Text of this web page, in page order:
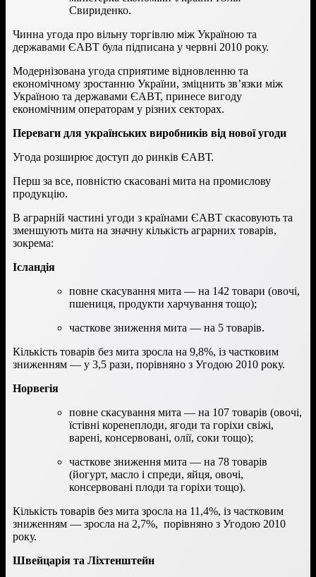
Свириденко.
Чинна угода про вільну торгівлю між Україною та
державами ЄАВТ була підписана у червні 2010 року.
Модернізована угода сприятиме відновленню та
економічному зростанню України, зміцнить зв’язки між
Україною та державами ЄАВТ, принесе вигоду
економічним операторам у різних секторах.
Переваги для українських виробників від нової угоди
Угода розширює доступ до ринків ЄАВТ.
Перш за все, повністю скасовані мита на промислову
продукцію.
В аграрній частині угоди з країнами ЄАВТ скасовують та
зменшують мита на значну кількість аграрних товарів,
зокрема:
Ісландія
повне скасування мита — на 142 товари (овочі,
пшениця, продукти харчування тощо);
часткове зниження мита — на 5 товарів.
Кількість товарів без мита зросла на 9,8%, із частковим
зниженням — у 3,5 рази, порівняно з Угодою 2010 року.
Норвегія
повне скасування мита — на 107 товарів (овочі,
їстівні коренеплоди, ягоди та горіхи свіжі,
варені, консервовані, олії, соки тощо);
часткове зниження мита — на 78 товарів
(йогурт, масло і спреди, яйця, овочі,
консервовані плоди та горіхи тощо).
Кількість товарів без мита зросла на 11,4%, із частковим
зниженням — зросла на 2,7%, порівняно з Угодою 2010
року.
Швейцарія та Ліхтенштейн